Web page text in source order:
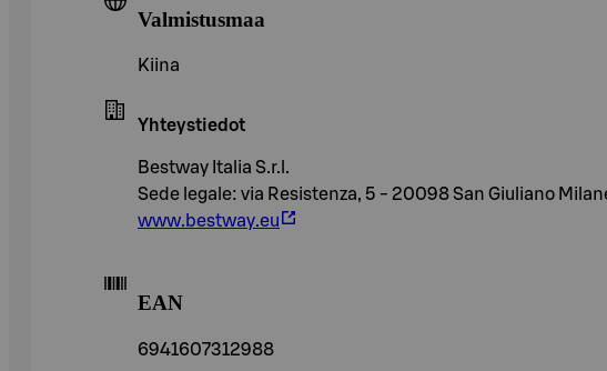
Valmistusmaa
Kiina
Yhteystiedot
Bestway Italia S.r.l.
Sede legale: via Resistenza, 5 - 20098 San Giuliano
www.bestway.eu
EAN
6941607312988